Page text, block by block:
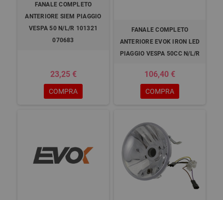
FANALE COMPLETO
ANTERIORE SIEM PIAGGIO
VESPA 50 N/L/R 101321
070683
23,25 €
COMPRA
FANALE COMPLETO
ANTERIORE EVOK IRON LED
PIAGGIO VESPA 50CC N/L/R
106,40 €
COMPRA